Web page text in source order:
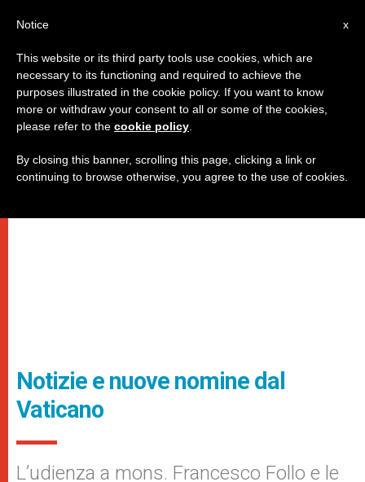
Notizie e nuove nomine dal
Vaticano
L’udienza a mons. Francesco Follo e le
x
Notice
This website or its third party tools use cookies, which are
necessary to its functioning and required to achieve the
purposes illustrated in the cookie policy. If you want to know
more or withdraw your consent to all or some of the cookies,
please refer to the cookie policy
By closing this banner, scrolling this page, clicking a link or
continuing to browse otherwise, you agree to the use of cookies.